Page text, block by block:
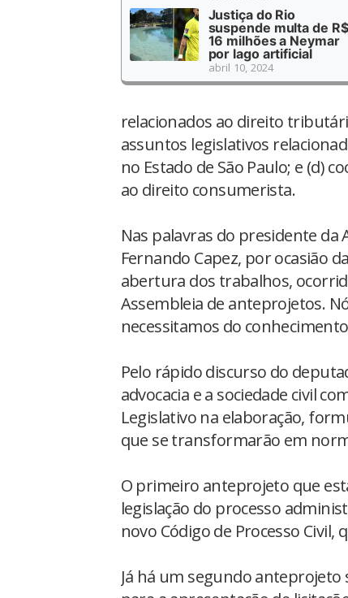
Justiça do Rio
suspende multa de R$
16 milhões a Neymar
por lago artificial
abril 10, 2024
relacionados ao direito
assuntos legislativos
no Estado de São Paulo; e (d)
ao direito consumerista.
Nas palavras do presidente da
Fernando Capez, por ocasião
abertura dos trabalhos,
Assembleia de anteprojetos.
necessitamos do
Pelo rápido discurso do
advocacia e a sociedade civil
Legislativo na elaboração,
que se transformarão em
O primeiro anteprojeto que
legislação do processo
novo Código de Processo
Já há um segundo anteprojeto